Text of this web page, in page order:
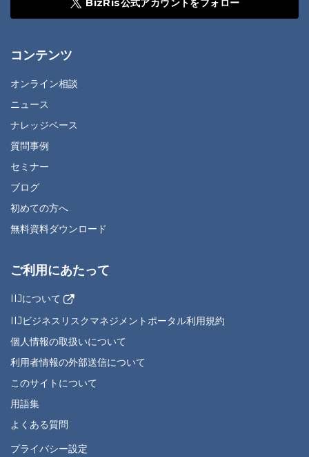
BizRis公式アカウントをフォロー
コンテンツ
オンライン相談
ニュース
ナレッジベース
質問事例
セミナー
ブログ
初めての方へ
無料資料ダウンロード
ご利用にあたって
IIJについて
IIJビジネスリスクマネジメントポータル利用規約
個人情報の取扱いについて
利用者情報の外部送信について
このサイトについて
用語集
よくある質問
プライバシー設定